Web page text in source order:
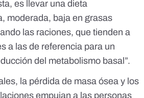
es llevar una dieta
moderada, baja en grasas
las raciones, que tienden a
a las de referencia para un
del metabolismo basal”.
la pérdida de masa ósea y los
empujan a las personas